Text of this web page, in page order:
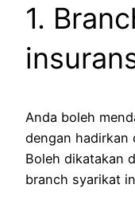
1.
Anda boleh
dengan hadirkan
Boleh dikatakan
branch syarikat